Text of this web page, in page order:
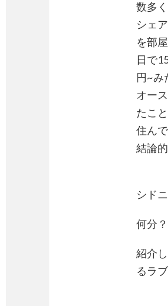
数多
シェ
を部
日で
円~み
オー
たこ
住ん
結論
シド
何分
紹介
るラ